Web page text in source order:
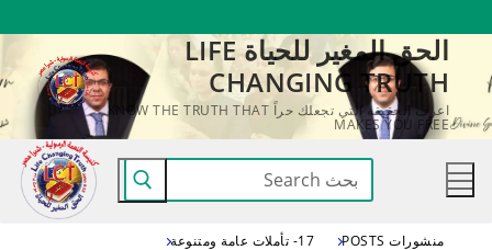
المحتوى
الحق المغير للحياة LIFE
CHANGING TRUTH
اعرف الحقيقة التي تجعلك حراً KNOW THE TRUTH THAT
MAKES YOU FREE
البحث
عن:
منشورات POSTS
17- تأملات عامة ومتنوعة